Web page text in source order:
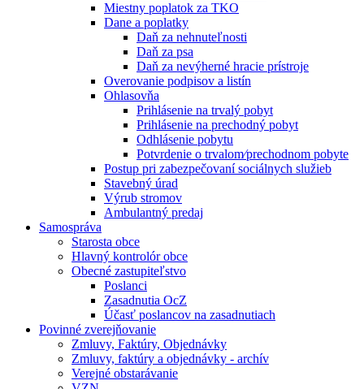
Miestny poplatok za TKO
Dane a poplatky
Daň za nehnuteľnosti
Daň za psa
Daň za nevýherné hracie prístroje
Overovanie podpisov a listín
Ohlasovňa
Prihlásenie na trvalý pobyt
Prihlásenie na prechodný pobyt
Odhlásenie pobytu
Potvrdenie o trvalom⁄prechodnom pobyte
Postup pri zabezpečovaní sociálnych služieb
Stavebný úrad
Výrub stromov
Ambulantný predaj
Samospráva
Starosta obce
Hlavný kontrolór obce
Obecné zastupiteľstvo
Poslanci
Zasadnutia OcZ
Účasť poslancov na zasadnutiach
Povinné zverejňovanie
Zmluvy, Faktúry, Objednávky
Zmluvy, faktúry a objednávky - archív
Verejné obstarávanie